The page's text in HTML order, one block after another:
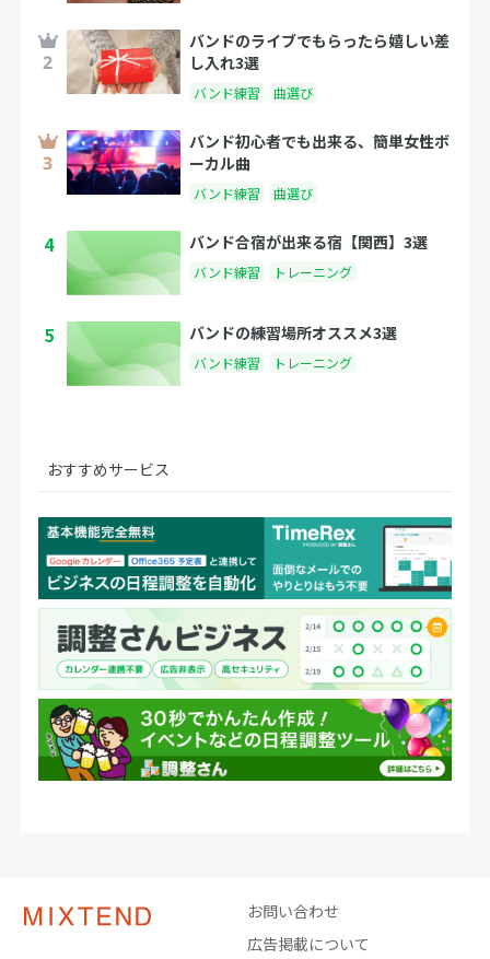
バンドのライブでもらったら嬉しい差
し入れ3選
バンド練習 曲選び
バンド初心者でも出来る、簡単女性ボ
ーカル曲
バンド練習 曲選び
4 バンド合宿が出来る宿【関西】3選
バンド練習 トレーニング
5 バンドの練習場所オススメ3選
バンド練習 トレーニング
おすすめサービス
お問い合わせ
広告掲載について